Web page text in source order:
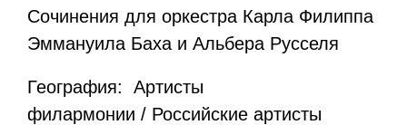
Сочинения для оркестра Карла Филиппа
Эммануила Баха и Альбера Русселя
География: Артисты
филармонии / Российские артисты